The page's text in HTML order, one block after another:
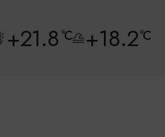
+21.8°C +18.2°C